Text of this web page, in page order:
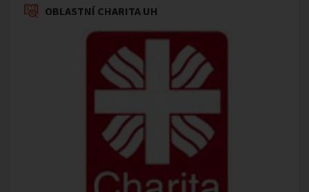
OBLASTNÍ CHARITA UH